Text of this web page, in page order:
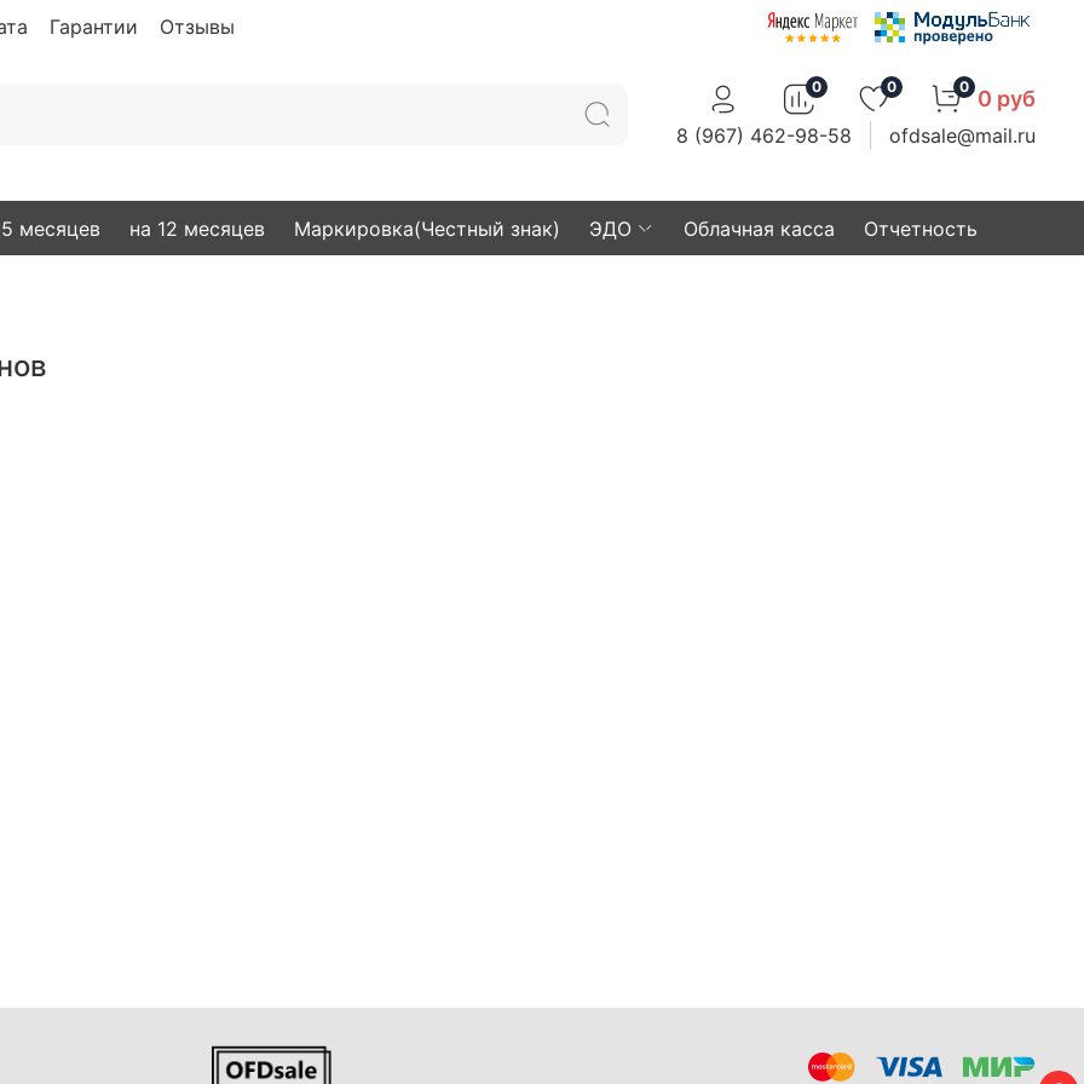
Гарантии Отзывы
0 0 0 0 руб
8 (967) 462-98-58 ofdsale@mail.ru
месяцев на 12 месяцев Маркировка(Честный знак) ЭДО Облачная касса Отчетность